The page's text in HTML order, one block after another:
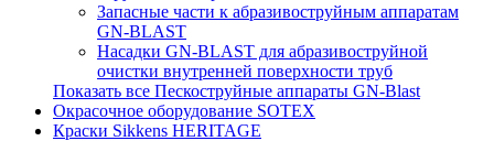
Запасные части к абразивоструйным аппаратам
GN-BLAST
Насадки GN-BLAST для абразивоструйной
очистки внутренней поверхности труб
Показать все Пескоструйные аппараты GN-Blast
Окрасочное оборудование SOTEX
Краски Sikkens HERITAGE